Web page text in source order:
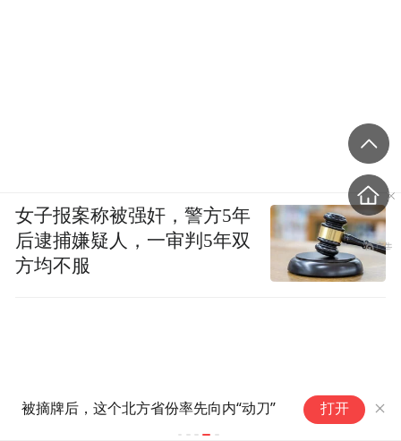
被摘牌后，这个北方省份率先向内“动刀” 打开
女子报案称被强奸，警方5年
后逮捕嫌疑人，一审判5年双
方均不服